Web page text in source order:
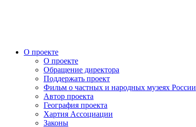
О проекте
О проекте
Обращение директора
Поддержать проект
Фильм о частных и народных музеях России
Автор проекта
География проекта
Хартия Ассоциации
Законы